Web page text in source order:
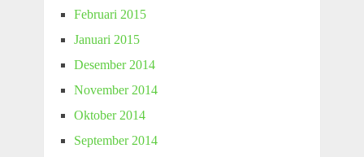
Februari 2015
Januari 2015
Desember 2014
November 2014
Oktober 2014
September 2014